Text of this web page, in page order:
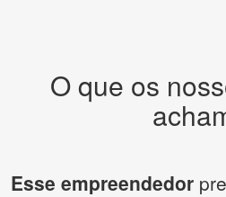
O que os
Esse empreendedor